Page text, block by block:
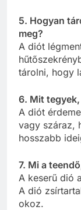
5. Hogyan
meg?
A diót
tárolni, hogy
6. Mit
A diót
vagy száraz,
hosszabb
7. Mi a
A keserű dió
A dió
okoz.